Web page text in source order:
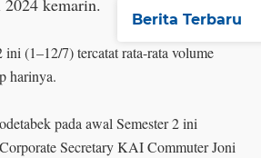
kemarin.
(1–12/7) tercatat rata-rata volume
harinya.
pada awal Semester 2 ini
Secretary KAI Commuter Joni
Berita Terbaru